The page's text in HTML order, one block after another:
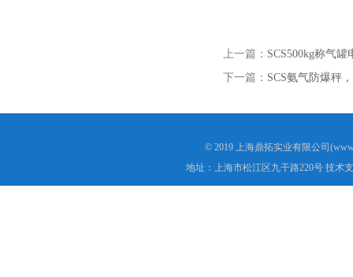
上一篇： SCS500kg称气罐
下一篇： SCS氨气防爆秤
© 2019 上海鼎拓实业有限公司
地址：上海市松江区九干路220号 技术